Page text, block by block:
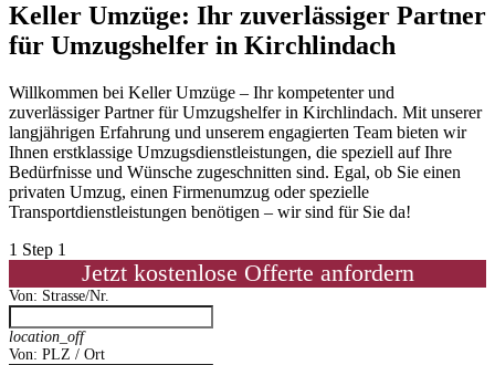
Keller Umzüge: Ihr zuverlässiger Partner
für Umzugshelfer in Kirchlindach
Willkommen bei Keller Umzüge – Ihr kompetenter und
zuverlässiger Partner für Umzugshelfer in Kirchlindach. Mit unserer
langjährigen Erfahrung und unserem engagierten Team bieten wir
Ihnen erstklassige Umzugsdienstleistungen, die speziell auf Ihre
Bedürfnisse und Wünsche zugeschnitten sind. Egal, ob Sie einen
privaten Umzug, einen Firmenumzug oder spezielle
Transportdienstleistungen benötigen – wir sind für Sie da!
1 Step 1
Jetzt kostenlose Offerte anfordern
Von: Strasse/Nr.
location_off
Von: PLZ / Ort